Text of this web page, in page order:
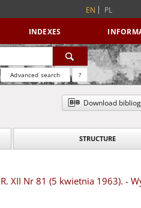
EN PL
INDEXES
Advanced search ?
Download
STRUCTURE
XII Nr 81 (5 kwietnia 1963). -